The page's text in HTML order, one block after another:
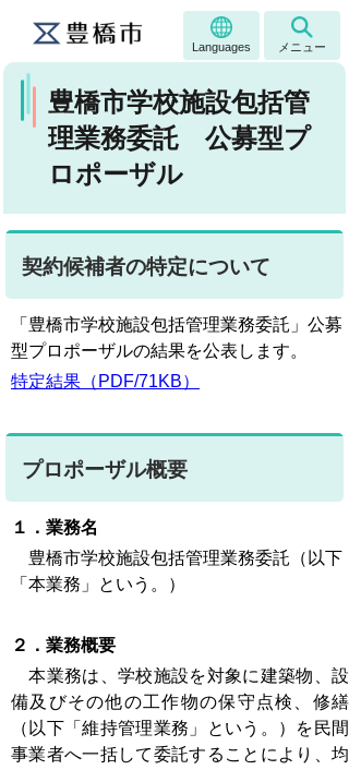
Languages メニュー
豊橋市学校施設包括管
理業務委託 公募型プ
ロポーザル
契約候補者の特定について
「豊橋市学校施設包括管理業務委託」公募
型プロポーザルの結果を公表します。
特定結果（PDF/71KB）
プロポーザル概要
１．業務名
豊橋市学校施設包括管理業務委託（以下
「本業務」という。）
２．業務概要
本業務は、学校施設を対象に建築物、設
備及びその他の工作物の保守点検、修繕
（以下「維持管理業務」という。）を民間
事業者へ一括して委託することにより、均